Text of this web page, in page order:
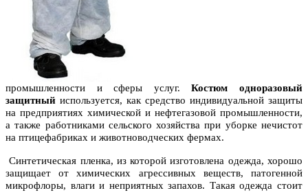
промышленности и сферы услуг.Костюм одноразовый
защитный используется, как средство индивидуальной защиты
на предприятиях химической и нефтегазовой промышленности,
а также работниками сельского хозяйства при уборке нечистот
на птицефабриках и животноводческих фермах.
Синтетическая пленка, из которой изготовлена одежда, хорошо
защищает от химических агрессивных веществ, патогенной
микрофлоры, влаги и неприятных запахов. Такая одежда стоит